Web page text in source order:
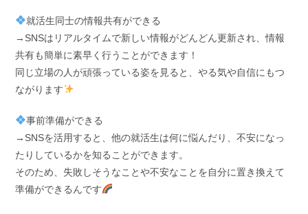
就活生同士の情報共有ができる
→SNSはリアルタイムで新しい情報がどんどん更新され、情報
共有も簡単に素早く行うことができます！
同じ立場の人が頑張っている姿を見ると、やる気や自信にもつ
ながります
事前準備ができる
→SNSを活用すると、他の就活生は何に悩んだり、不安になっ
たりしているかを知ることができます。
そのため、失敗しそうなことや不安なことを自分に置き換えて
準備ができるんです